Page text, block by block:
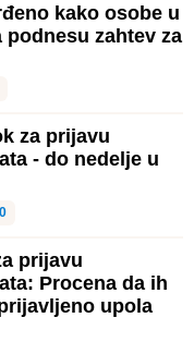
kako osobe u
zahtev za
za prijavu
- do nedelje u
prijavu
Procena da ih
upola